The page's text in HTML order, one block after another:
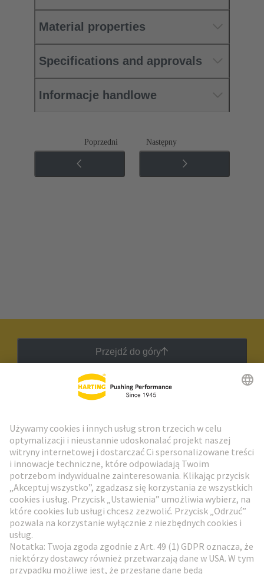
Material properties
Specifications and approvals
Informacje handlowe
Poprzedni Następny
Przejdź do góry
Przejdź do rejestracji
Social Media